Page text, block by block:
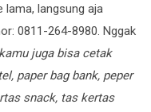
lama, langsung aja
0811-264-8980. Nggak
juga bisa cetak
paper bag bank, peper
snack, tas kertas